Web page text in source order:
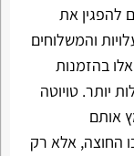
להפגין את
והמשלוחים
בהזמנות
יותר. טויוטה
אותם
החוצה, אלא רק